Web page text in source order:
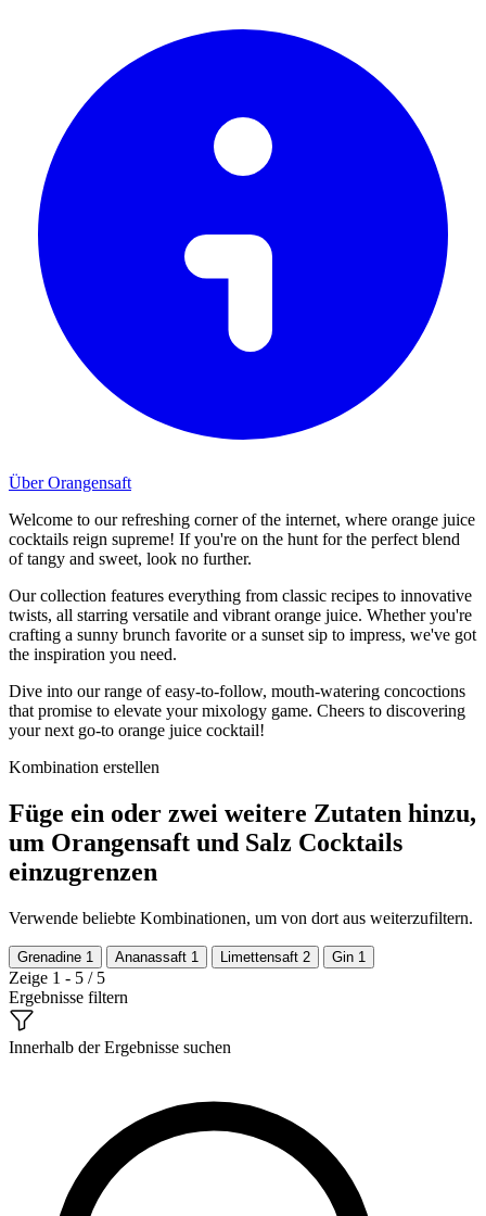
Über Orangensaft
Welcome to our refreshing corner of the internet, where orange juice
cocktails reign supreme! If you're on the hunt for the perfect blend
of tangy and sweet, look no further.
Our collection features everything from classic recipes to innovative
twists, all starring versatile and vibrant orange juice. Whether you're
crafting a sunny brunch favorite or a sunset sip to impress, we've got
the inspiration you need.
Dive into our range of easy-to-follow, mouth-watering concoctions
that promise to elevate your mixology game. Cheers to discovering
your next go-to orange juice cocktail!
Kombination erstellen
Füge ein oder zwei weitere Zutaten hinzu,
um Orangensaft und Salz Cocktails
einzugrenzen
Verwende beliebte Kombinationen, um von dort aus weiterzufiltern.
Grenadine 1 Ananassaft 1 Limettensaft 2 Gin 1
Zeige 1 - 5 / 5
Ergebnisse filtern
Innerhalb der Ergebnisse suchen